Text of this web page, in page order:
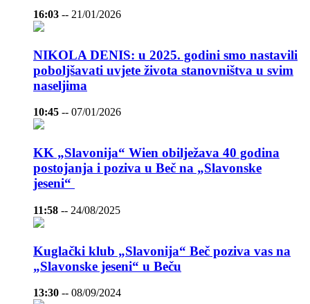
16:03 -- 21/01/2026
NIKOLA DENIS: u 2025. godini smo nastavili
poboljšavati uvjete života stanovništva u svim
naseljima
10:45 -- 07/01/2026
KK „Slavonija“ Wien obilježava 40 godina
postojanja i poziva u Beč na „Slavonske
jeseni“
11:58 -- 24/08/2025
Kuglački klub „Slavonija“ Beč poziva vas na
„Slavonske jeseni“ u Beču
13:30 -- 08/09/2024